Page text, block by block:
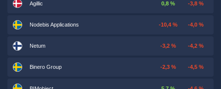
Agillic 0,8 % -3,8 %
Nodebis Applications -10,4 % -4,0 %
Netum -3,2 % -4,2 %
Binero Group -2,3 % -4,5 %